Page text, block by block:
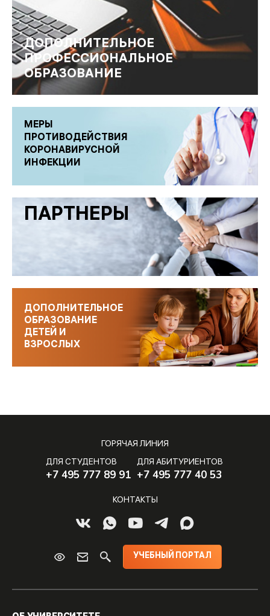
ДОПОЛНИТЕЛЬНОЕ
ПРОФЕССИОНАЛЬНОЕ
ОБРАЗОВАНИЕ
МЕРЫ
ПРОТИВОДЕЙСТВИЯ
КОРОНАВИРУСНОЙ
ИНФЕКЦИИ
ПАРТНЕРЫ
ДОПОЛНИТЕЛЬНОЕ
ОБРАЗОВАНИЕ
ДЕТЕЙ И
ВЗРОСЛЫХ
ГОРЯЧАЯ ЛИНИЯ
ДЛЯ СТУДЕНТОВ
+7 495 777 89 91
ДЛЯ АБИТУРИЕНТОВ
+7 495 777 40 53
КОНТАКТЫ
УЧЕБНЫЙ ПОРТАЛ